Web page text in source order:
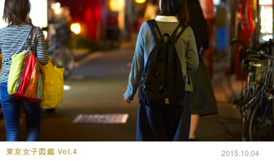
東京女子図鑑 Vol.4 2015.10.04